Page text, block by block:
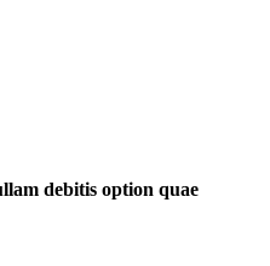
debitis option quae